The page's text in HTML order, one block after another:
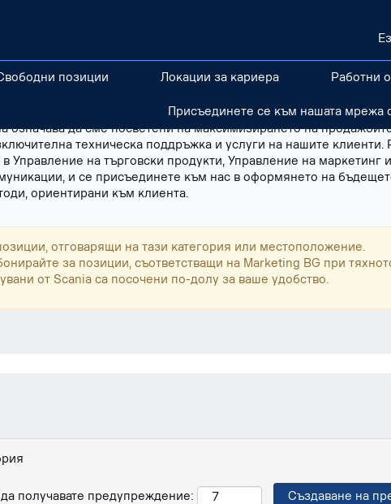
позиции Локации за кариера Работни
Присъединете се към нашата мрежа
измерването, промотирането и контрола на търсенето на
означава да сме посветени на максимизирането на
техническа поддръжка и услуги на нашите клиенти.
Управление на търговски продукти, Управление на маркетинг
и се присъединете към нас в оформянето на
ориентирани към клиента.
отговарящи на тази категория или местоположение.
за позиции, съответстващи на Marketing BG при
от Scania са посочени по-долу за ваше удобство.
получавате предупреждение: